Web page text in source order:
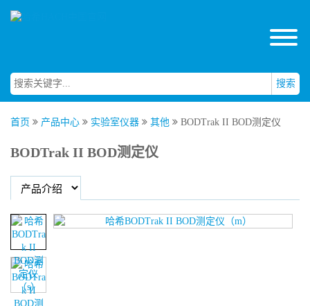
搜索
首页 产品中心 实验室仪器 其他 BODTrak II BOD测定仪
BODTrak II BOD测定仪